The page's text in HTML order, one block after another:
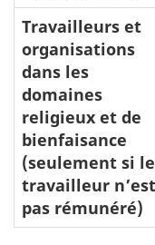
Travailleurs et
organisations
dans les
domaines
religieux et de
bienfaisance
(seulement si le
travailleur n’est
pas rémunéré)